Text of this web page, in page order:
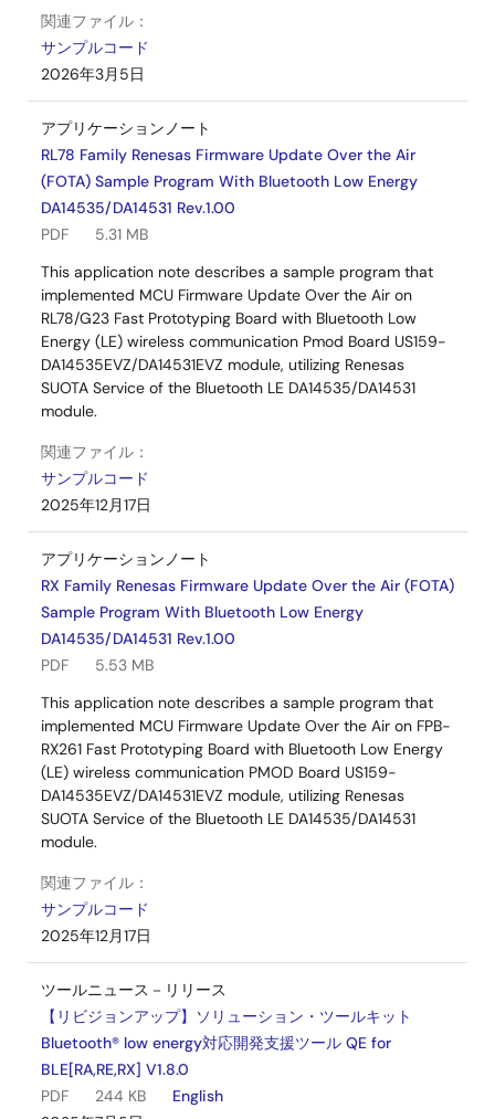
関連ファイル：
サンプルコード
2026年3月5日
アプリケーションノート
RL78 Family Renesas Firmware Update Over the Air
(FOTA) Sample Program With Bluetooth Low Energy
DA14535/DA14531 Rev.1.00
PDF
5.31 MB
This application note describes a sample program that
implemented MCU Firmware Update Over the Air on
RL78/G23 Fast Prototyping Board with Bluetooth Low
Energy (LE) wireless communication Pmod Board US159-
DA14535EVZ/DA14531EVZ module, utilizing Renesas
SUOTA Service of the Bluetooth LE DA14535/DA14531
module.
関連ファイル：
サンプルコード
2025年12月17日
アプリケーションノート
RX Family Renesas Firmware Update Over the Air (FOTA)
Sample Program With Bluetooth Low Energy
DA14535/DA14531 Rev.1.00
PDF
5.53 MB
This application note describes a sample program that
implemented MCU Firmware Update Over the Air on FPB-
RX261 Fast Prototyping Board with Bluetooth Low Energy
(LE) wireless communication PMOD Board US159-
DA14535EVZ/DA14531EVZ module, utilizing Renesas
SUOTA Service of the Bluetooth LE DA14535/DA14531
module.
関連ファイル：
サンプルコード
2025年12月17日
ツールニュース－リリース
【リビジョンアップ】ソリューション・ツールキット
Bluetooth® low energy対応開発支援ツール QE for
BLE[RA,RE,RX] V1.8.0
PDF
244 KB
English